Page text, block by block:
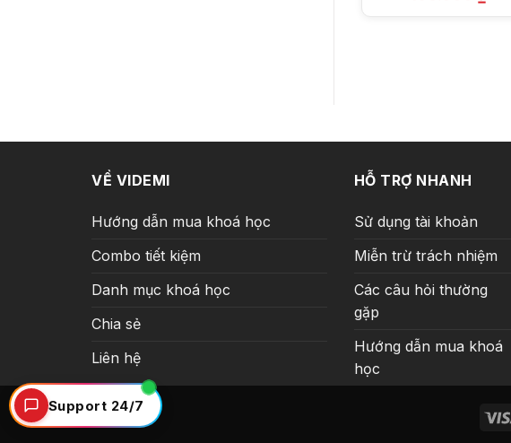
gốc
VỀ VIDEMI
Hướng dẫn mua khoá học
Combo tiết kiệm
Danh mục khoá học
Chia sẻ
Liên hệ
HỖ TRỢ NHANH
Sử dụng tài khoản
Miễn trừ trách nhiệm
Các câu hỏi thường
gặp
Hướng dẫn mua khoá
học
Support 24/7